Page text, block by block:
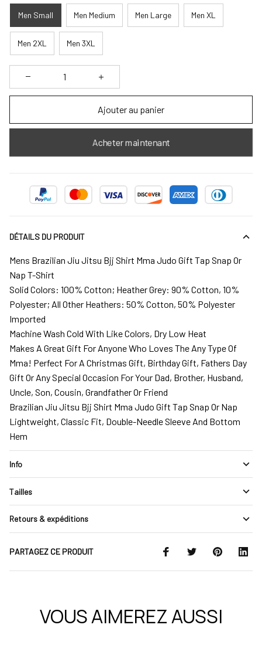
Men Small Men Medium Men Large Men XL
Men 2XL Men 3XL
Ajouter au panier
Acheter maintenant
DÉTAILS DU PRODUIT
Mens Brazilian Jiu Jitsu Bjj Shirt Mma Judo Gift Tap Snap Or
Nap T-Shirt
Solid Colors: 100% Cotton; Heather Grey: 90% Cotton, 10%
Polyester; All Other Heathers: 50% Cotton, 50% Polyester
Imported
Machine Wash Cold With Like Colors, Dry Low Heat
Makes A Great Gift For Anyone Who Loves The Any Type Of
Mma! Perfect For A Christmas Gift, Birthday Gift, Fathers Day
Gift Or Any Special Occasion For Your Dad, Brother, Husband,
Uncle, Son, Cousin, Grandfather Or Friend
Brazilian Jiu Jitsu Bjj Shirt Mma Judo Gift Tap Snap Or Nap
Lightweight, Classic Fit, Double-Needle Sleeve And Bottom
Hem
Info
Tailles
Retours & expéditions
PARTAGEZ CE PRODUIT
VOUS AIMEREZ AUSSI